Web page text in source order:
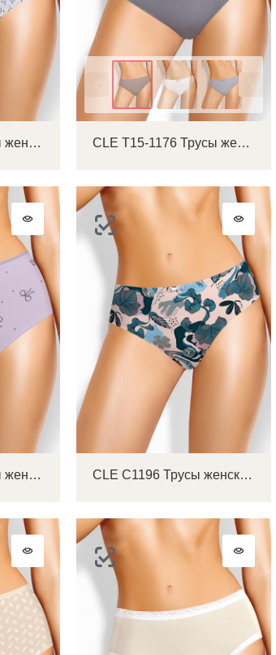
CLE M1202/3 Трусы женские макси CLE T15-1176 Трусы женские танга
CLE M1207/3 Трусы женские макси CLE C1196 Трусы женские слипы